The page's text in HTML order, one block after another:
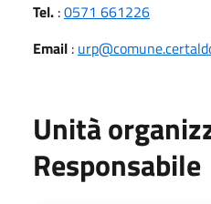
Tel. :0571 661226
Email :
Unità
Responsabile